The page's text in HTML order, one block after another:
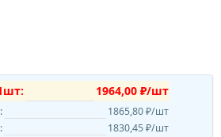
1964,00 ₽/шт
1865,80 ₽/шт
1830,45 ₽/шт